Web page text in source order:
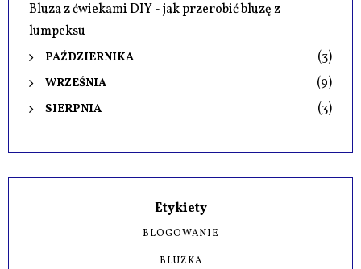
Bluza z ćwiekami DIY - jak przerobić bluzę z
lumpeksu
PAŹDZIERNIKA (3)
WRZEŚNIA (9)
SIERPNIA (3)
Etykiety
BLOGOWANIE
BLUZKA